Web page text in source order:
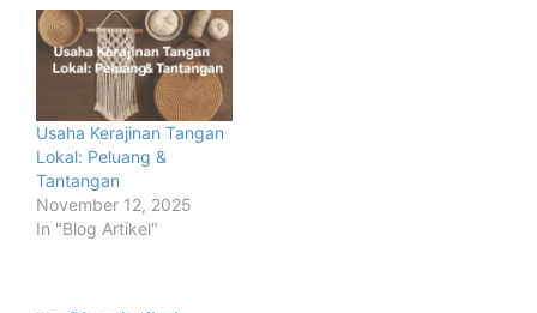
Usaha Kerajinan Tangan
Lokal: Peluang &
Tantangan
November 12, 2025
In "Blog Artikel"